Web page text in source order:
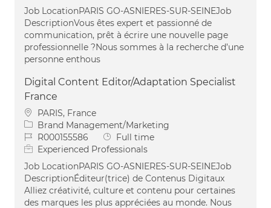
Job LocationPARIS GO-ASNIERES-SUR-SEINEJob
DescriptionVous êtes expert et passionné de
communication, prêt à écrire une nouvelle page
professionnelle ?Nous sommes à la recherche d’une
personne enthous
Digital Content Editor/Adaptation Specialist
France
Location
PARIS, France
Category
Brand Management/Marketing
Job IdR000155586 Job Type
Full time
Experienced Professionals
Job LocationPARIS GO-ASNIERES-SUR-SEINEJob
DescriptionÉditeur(trice) de Contenus Digitaux
Alliez créativité, culture et contenu pour certaines
des marques les plus appréciées au monde. Nous